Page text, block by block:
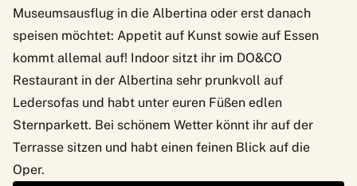
Museumsausflug in die Albertina oder erst danach
speisen möchtet: Appetit auf Kunst sowie auf Essen
kommt allemal auf! Indoor sitzt ihr im DO&CO
Restaurant in der Albertina sehr prunkvoll auf
Ledersofas und habt unter euren Füßen edlen
Sternparkett. Bei schönem Wetter könnt ihr auf der
Terrasse sitzen und habt einen feinen Blick auf die
Oper.